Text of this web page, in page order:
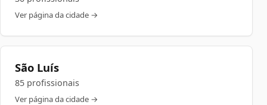
Ver página da cidade →
São Luís
85 profissionais
Ver página da cidade →